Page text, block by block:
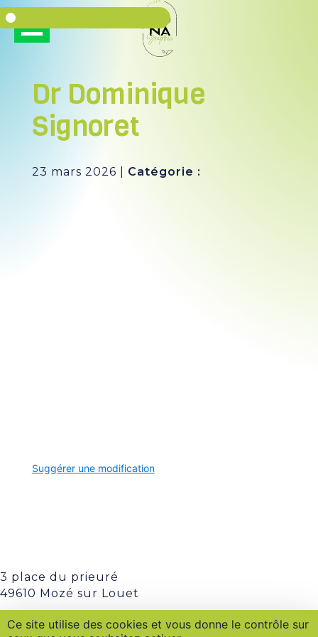
Panneau de gestion des cookies
Ce site utilise des cookies et vous donne le contrôle sur
Dr Dominique
Signoret
Date
23 mars 2026 Catégorie :
Suggérer une modification
3 place du prieuré
49610 Mozé sur Louet
0241573372